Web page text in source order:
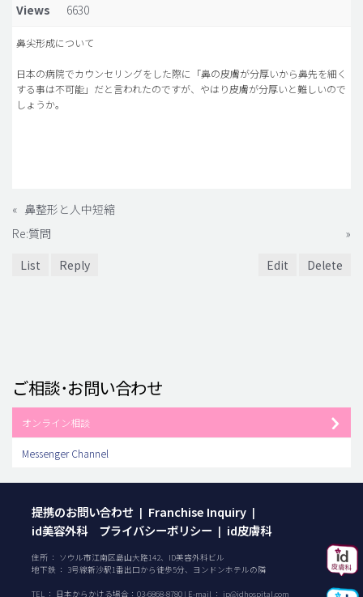
病院紹介
安全整形
ご相談のお問い合わせ
Views
6630
鼻尖形成について
日本の病院でカウンセリングをした際に「鼻の皮膚が分厚いから鼻先を細く
する事は不可能」だと言われたのですが、やはり皮膚が分厚いと難しいので
しょうか。
« 鼻整形と人中短縮
Re:質問
»
List
Reply Edit Delete
ご相談･お問い合わせ
オンライン相談
Messenger Channel
提携のお問い合わせ | Franchise Inquiry |
id美容外科 プライバシーポリシー | id皮膚科
住所 ： ソウル市江南区島山大路142、ID美容外科ビル
地下鉄 ： 3号線新沙駅1番出口から徒歩5分、ヨンドンホテルの隣
TEL ： 日本からかける場合： 03-6868-8780 | E-mail ： jp@idhospital.com